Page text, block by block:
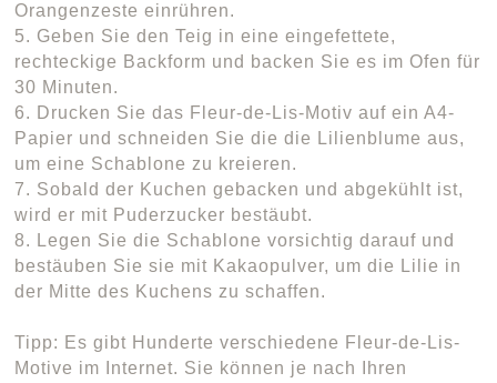
Orangenzeste einrühren.
5. Geben Sie den Teig in eine eingefettete,
rechteckige Backform und backen Sie es im Ofen für
30 Minuten.
6. Drucken Sie das Fleur-de-Lis-Motiv auf ein A4-
Papier und schneiden Sie die die Lilienblume aus,
um eine Schablone zu kreieren.
7. Sobald der Kuchen gebacken und abgekühlt ist,
wird er mit Puderzucker bestäubt.
8. Legen Sie die Schablone vorsichtig darauf und
bestäuben Sie sie mit Kakaopulver, um die Lilie in
der Mitte des Kuchens zu schaffen.
Tipp: Es gibt Hunderte verschiedene Fleur-de-Lis-
Motive im Internet. Sie können je nach Ihren